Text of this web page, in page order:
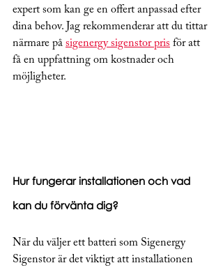
expert som kan ge en offert anpassad efter
dina behov. Jag rekommenderar att du tittar
närmare på sigenergy sigenstor pris för att
få en uppfattning om kostnader och
möjligheter.
Hur fungerar installationen och vad
kan du förvänta dig?
När du väljer ett batteri som Sigenergy
Sigenstor är det viktigt att installationen